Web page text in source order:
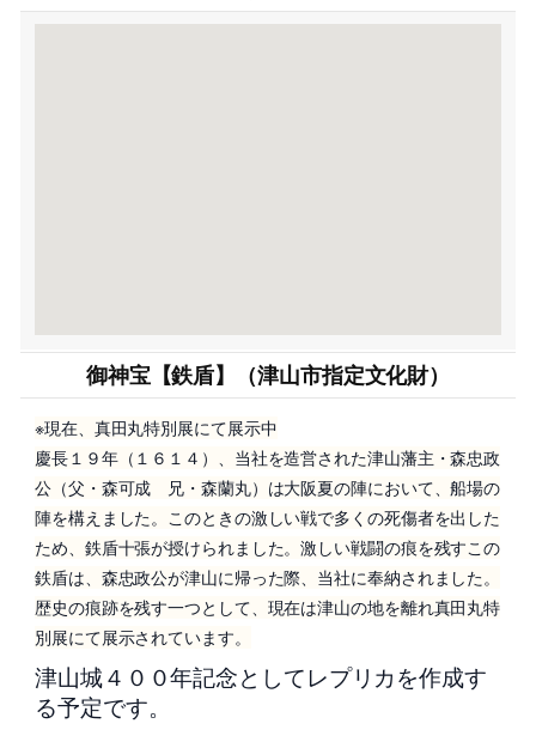
御神宝【鉄盾】（津山市指定文化財）
※現在、真田丸特別展にて展示中
慶長１９年（１６１４）、当社を造営された津山藩主・森忠政
公（父・森可成 兄・森蘭丸）は大阪夏の陣において、船場の
陣を構えました。このときの激しい戦で多くの死傷者を出した
ため、鉄盾十張が授けられました。激しい戦闘の痕を残すこの
鉄盾は、森忠政公が津山に帰った際、当社に奉納されました。
歴史の痕跡を残す一つとして、現在は津山の地を離れ真田丸特
別展にて展示されています。
津山城４００年記念としてレプリカを作成す
る予定です。